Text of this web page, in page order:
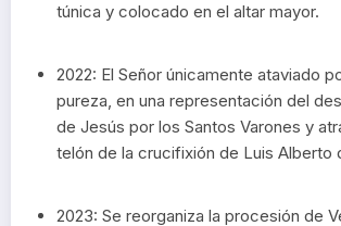
túnica y colocado en el altar mayor.
2022: El Señor únicamente ataviado
pureza, en una representación del
de Jesús por los Santos Varones y
telón de la crucifixión de Luis Alberto
2023: Se reorganiza la procesión de